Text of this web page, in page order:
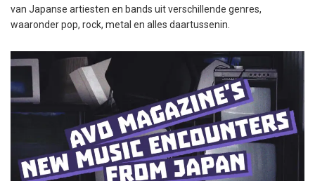
van Japanse artiesten en bands uit verschillende genres,
waaronder pop, rock, metal en alles daartussenin.